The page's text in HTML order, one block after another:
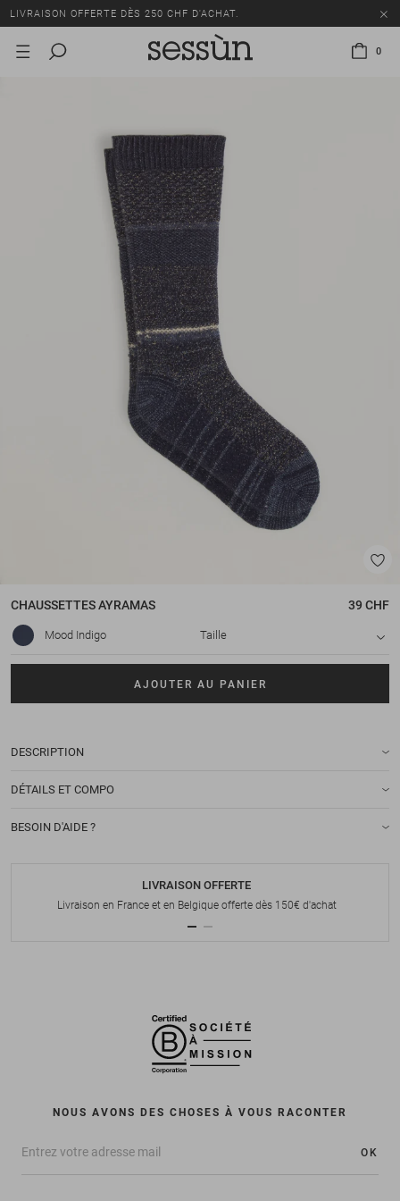
LIVRAISON OFFERTE DÈS 250 CHF D'ACHAT.
TOUS LES PRIX INCLUENT LA TVA ET LES DROITS DE DOUANE.
0
CHAUSSETTESAYRAMAS 39 CHF
Mood Indigo Taille
AJOUTER AU PANIER
DESCRIPTION
DÉTAILS ET COMPO
BESOIN D'AIDE ?
LIVRAISON OFFERTE
Livraison en France et en Belgique offerte dès 150€ d'achat
NOUS AVONS DES CHOSES À VOUS RACONTER
OK